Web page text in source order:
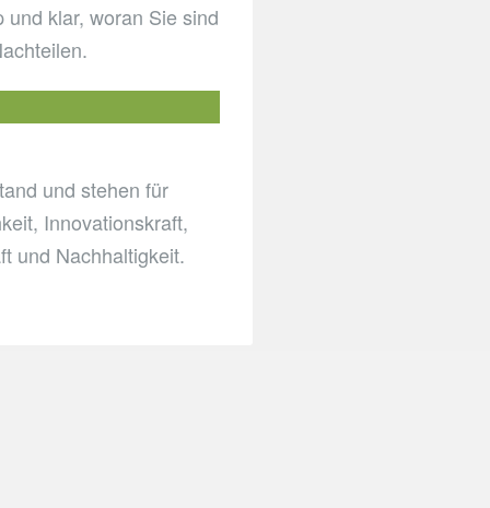
klar, woran Sie sind
und stehen für
Innovationskraft,
und Nachhaltigkeit.